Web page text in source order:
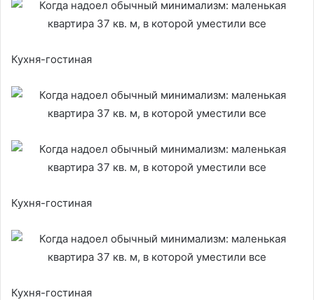
Кухня-гостиная
Кухня-гостиная
Кухня-гостиная